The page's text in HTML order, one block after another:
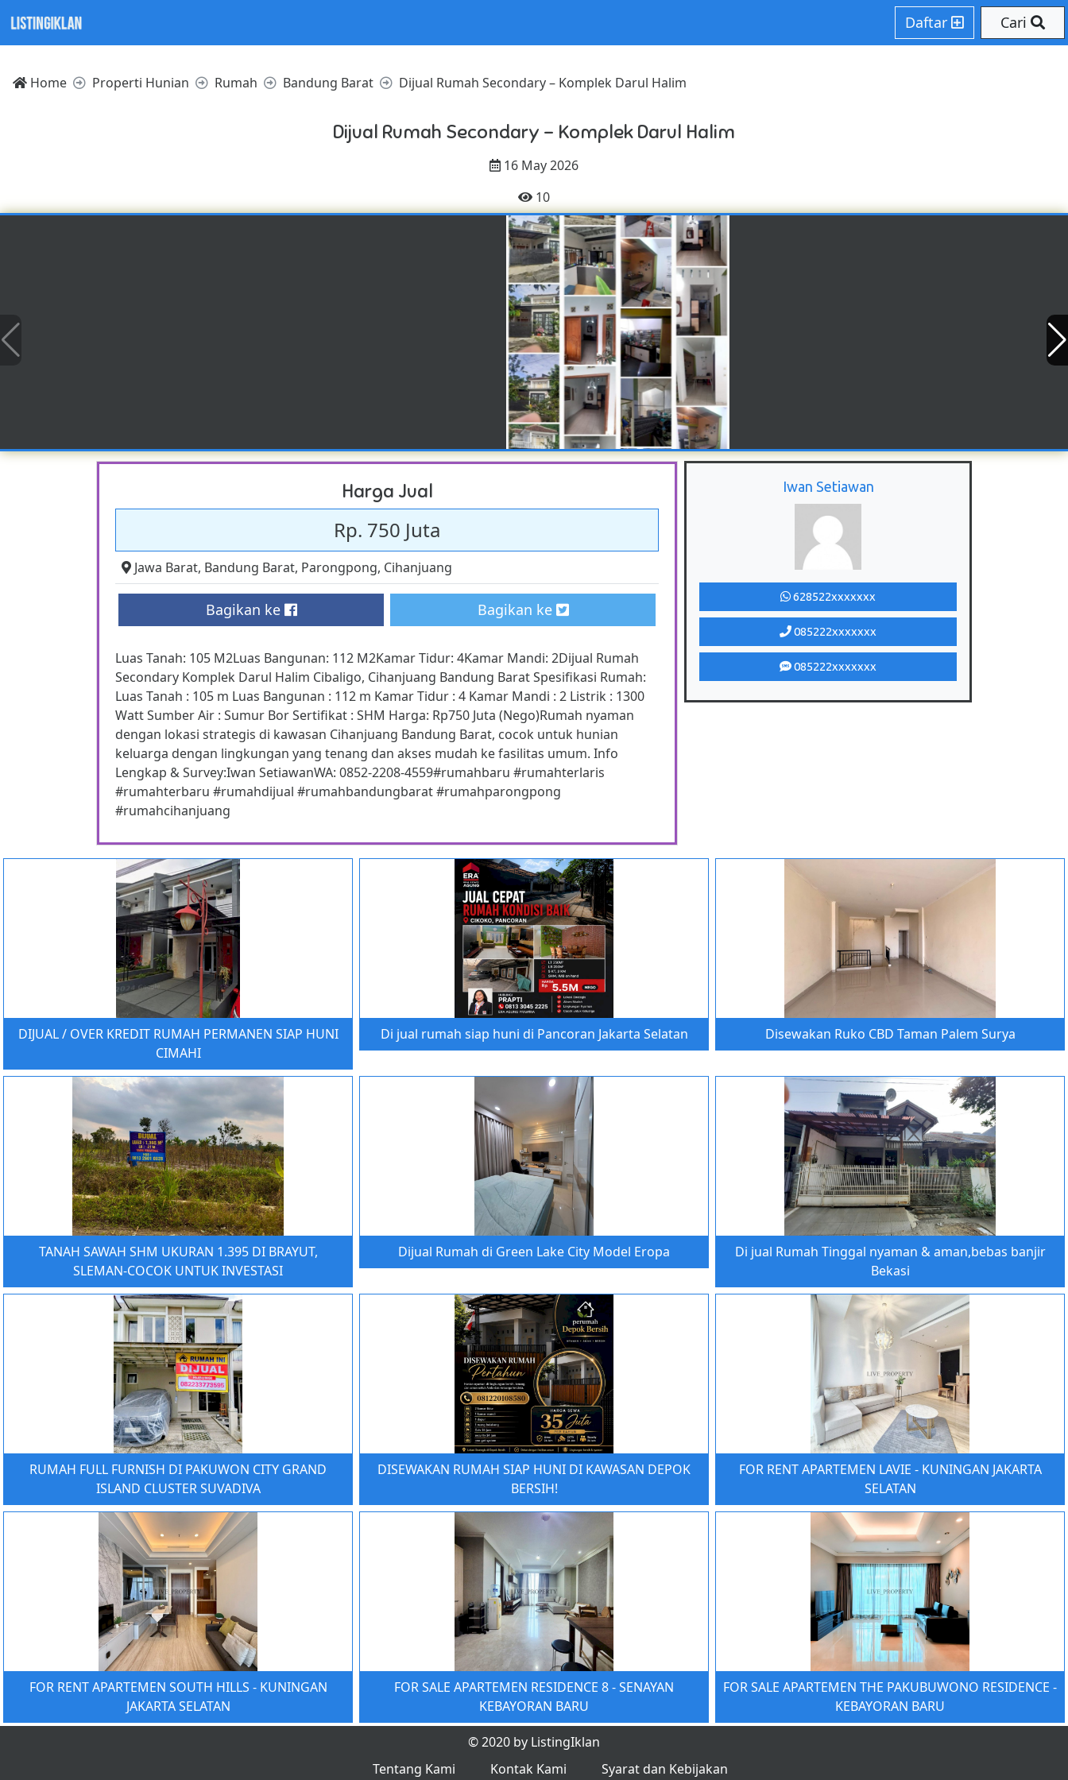
Daftar Cari
Home Properti Hunian Rumah Bandung Barat Dijual Rumah Secondary – Komplek Darul Halim
Dijual Rumah Secondary – Komplek Darul Halim
16 May 2026
10
Harga Jual
Rp. 750 Juta
Jawa Barat, Bandung Barat, Parongpong, Cihanjuang
Bagikan ke Bagikan ke
Luas Tanah: 105 M2Luas Bangunan: 112 M2Kamar Tidur: 4Kamar Mandi: 2Dijual Rumah
Secondary Komplek Darul Halim Cibaligo, Cihanjuang Bandung Barat Spesifikasi Rumah:
Luas Tanah : 105 m Luas Bangunan : 112 m Kamar Tidur : 4 Kamar Mandi : 2 Listrik : 1300
Watt Sumber Air : Sumur Bor Sertifikat : SHM Harga: Rp750 Juta (Nego)Rumah nyaman
dengan lokasi strategis di kawasan Cihanjuang Bandung Barat, cocok untuk hunian
keluarga dengan lingkungan yang tenang dan akses mudah ke fasilitas umum. Info
Lengkap & Survey:Iwan SetiawanWA: 0852-2208-4559#rumahbaru #rumahterlaris
#rumahterbaru #rumahdijual #rumahbandungbarat #rumahparongpong
#rumahcihanjuang
Iwan Setiawan
628522xxxxxxx
085222xxxxxxx
085222xxxxxxx
DIJUAL / OVER KREDIT RUMAH PERMANEN SIAP HUNI
CIMAHI
Di jual rumah siap huni di Pancoran Jakarta Selatan Disewakan Ruko CBD Taman Palem Surya
TANAH SAWAH SHM UKURAN 1.395 DI BRAYUT,
SLEMAN-COCOK UNTUK INVESTASI
Dijual Rumah di Green Lake City Model Eropa
Di jual Rumah Tinggal nyaman & aman,bebas banjir
Bekasi
RUMAH FULL FURNISH DI PAKUWON CITY GRAND
ISLAND CLUSTER SUVADIVA
DISEWAKAN RUMAH SIAP HUNI DI KAWASAN DEPOK
BERSIH!
FOR RENT APARTEMEN LAVIE - KUNINGAN JAKARTA
SELATAN
FOR RENT APARTEMEN SOUTH HILLS - KUNINGAN
JAKARTA SELATAN
FOR SALE APARTEMEN RESIDENCE 8 - SENAYAN
KEBAYORAN BARU
FOR SALE APARTEMEN THE PAKUBUWONO RESIDENCE -
KEBAYORAN BARU
© 2020 by ListingIklan
Tentang Kami
Kontak Kami Syarat dan Kebijakan